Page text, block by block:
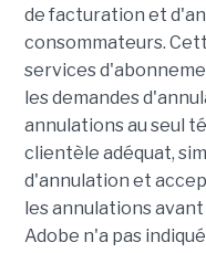
de facturation et
consommateurs.
services
les demandes
annulations au seul
clientèle adéquat,
d'annulation et
les annulations
Adobe n'a pas